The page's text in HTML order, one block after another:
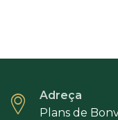
Adreça
Plans de